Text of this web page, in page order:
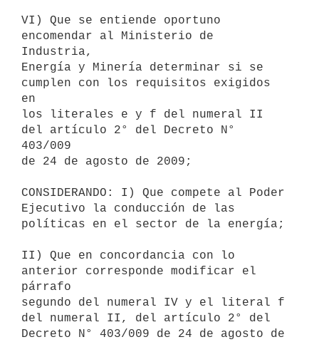
VI) Que se entiende oportuno
encomendar al Ministerio de
Industria,
Energía y Minería determinar si se
cumplen con los requisitos exigidos
en
los literales e y f del numeral II
del artículo 2° del Decreto N°
403/009
de 24 de agosto de 2009;
CONSIDERANDO: I) Que compete al Poder
Ejecutivo la conducción de las
políticas en el sector de la energía;
II) Que en concordancia con lo
anterior corresponde modificar el
párrafo
segundo del numeral IV y el literal f
del numeral II, del artículo 2° del
Decreto N° 403/009 de 24 de agosto de